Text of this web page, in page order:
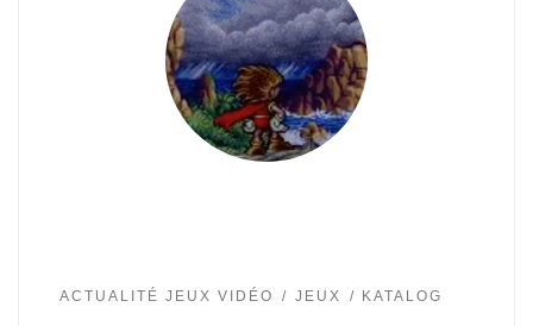
ACTUALITÉ JEUX VIDÉO JEUX KATALOG